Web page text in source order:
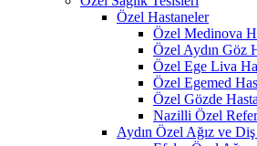
Özel Hastaneler
Özel Medinova
Özel Aydın Göz
Özel Ege Liva
Özel Egemed
Özel Gözde
Nazilli Özel
Aydın Özel Ağız ve